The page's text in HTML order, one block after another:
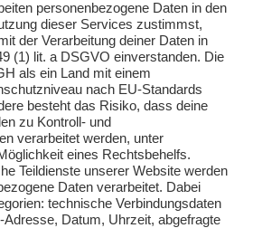
personenbezogene Daten in den
dieser Services zustimmst,
der Verarbeitung deiner Daten in
(1) lit. a DSGVO einverstanden. Die
als ein Land mit einem
nach EU-Standards
besteht das Risiko, dass deine
zu Kontroll- und
verarbeitet werden, unter
eines Rechtsbehelfs.
Teildienste unserer Website werden
Daten verarbeitet. Dabei
technische Verbindungsdaten
Datum, Uhrzeit, abgefragte